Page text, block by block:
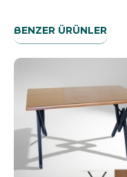
BENZER ÜRÜNLER